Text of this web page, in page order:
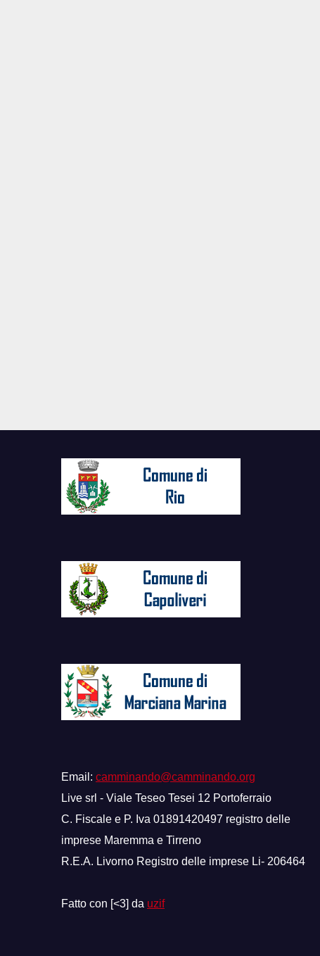
Email: camminando@camminando.org
Live srl - Viale Teseo Tesei 12 Portoferraio
C. Fiscale e P. Iva 01891420497 registro delle
imprese Maremma e Tirreno
R.E.A. Livorno Registro delle imprese Li- 206464
Fatto con [<3] da uzif